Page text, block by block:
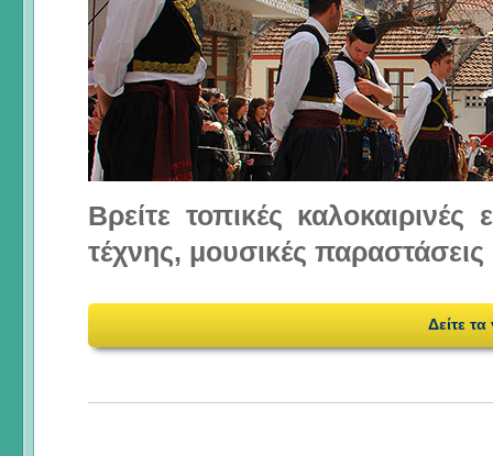
Βρείτε τοπικές
τέχνης, μουσικές
Δείτε